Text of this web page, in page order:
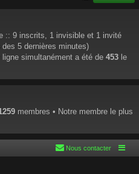
:: 9 inscrits, 1 invisible et 1 invité
5 dernières minutes)
ligne simultanément a été de 453 le
membres • Notre membre le plus
Nous contacter